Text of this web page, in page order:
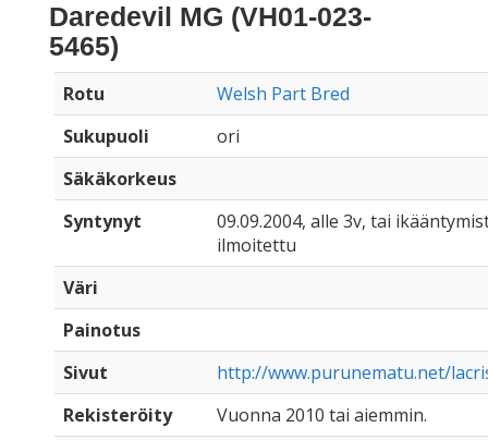
Daredevil MG (VH01-023-
5465)
Rotu
Welsh Part Bred
Sukupuoli
ori
Säkäkorkeus
Syntynyt
09.09.2004, alle 3v, tai
ilmoitettu
Väri
Painotus
Sivut
http://www.purunematu.net/
Rekisteröity
Vuonna 2010 tai aiemmin.